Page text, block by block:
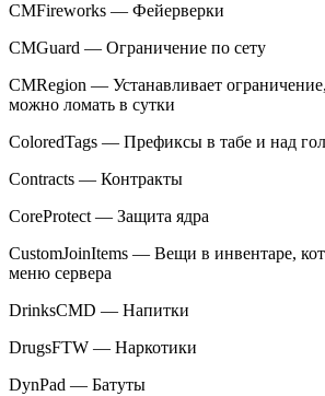
CMFireworks — Фейерверки
CMGuard — Ограничение по сету
CMRegion — Устанавливает
можно ломать в сутки
ColoredTags — Префиксы в табе и над
Contracts — Контракты
CoreProtect — Защита ядра
CustomJoinItems — Вещи в инвентаре,
меню сервера
DrinksCMD — Напитки
DrugsFTW — Наркотики
DynPad — Батуты